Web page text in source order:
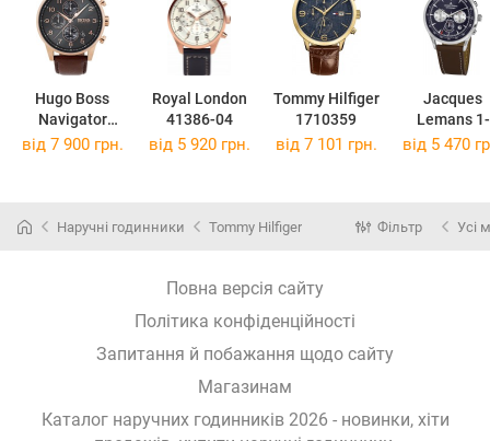
Hugo Boss
Navigator
1513496
Royal London
41386-04
Tommy Hilfiger
1710359
Jacques
Lemans 1-
2068C
від 7 900 грн. від 5 920 грн. від 7 101 грн. від 5 470
Наручні годинники Tommy Hilfiger Фільтр Усі
Повна версія сайту
Політика конфіденційності
Запитання й побажання щодо сайту
Магазинам
Каталог наручних годинників 2026 - новинки, хіти